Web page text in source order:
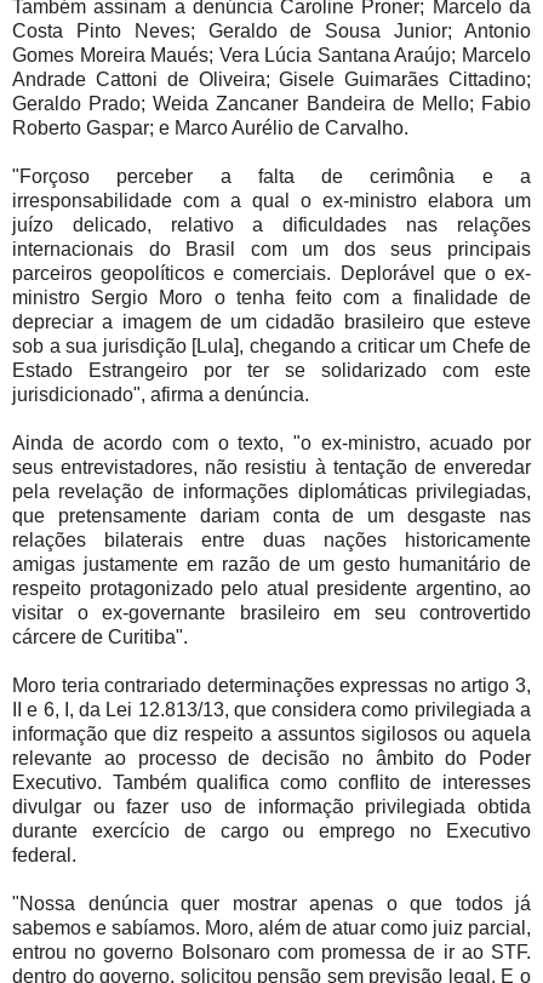
Também assinam a denúncia Caroline Proner; Marcelo da
Costa Pinto Neves; Geraldo de Sousa Junior; Antonio
Gomes Moreira Maués; Vera Lúcia Santana Araújo; Marcelo
Andrade Cattoni de Oliveira; Gisele Guimarães Cittadino;
Geraldo Prado; Weida Zancaner Bandeira de Mello; Fabio
Roberto Gaspar; e Marco Aurélio de Carvalho.
"Forçoso perceber a falta de cerimônia e a
irresponsabilidade com a qual o ex-ministro elabora um
juízo delicado, relativo a dificuldades nas relações
internacionais do Brasil com um dos seus principais
parceiros geopolíticos e comerciais. Deplorável que o ex-
ministro Sergio Moro o tenha feito com a finalidade de
depreciar a imagem de um cidadão brasileiro que esteve
sob a sua jurisdição [Lula], chegando a criticar um Chefe de
Estado Estrangeiro por ter se solidarizado com este
jurisdicionado", afirma a denúncia.
Ainda de acordo com o texto, "o ex-ministro, acuado por
seus entrevistadores, não resistiu à tentação de enveredar
pela revelação de informações diplomáticas privilegiadas,
que pretensamente dariam conta de um desgaste nas
relações bilaterais entre duas nações historicamente
amigas justamente em razão de um gesto humanitário de
respeito protagonizado pelo atual presidente argentino, ao
visitar o ex-governante brasileiro em seu controvertido
cárcere de Curitiba".
Moro teria contrariado determinações expressas no artigo 3,
II e 6, I, da Lei 12.813/13, que considera como privilegiada a
informação que diz respeito a assuntos sigilosos ou aquela
relevante ao processo de decisão no âmbito do Poder
Executivo. Também qualifica como conflito de interesses
divulgar ou fazer uso de informação privilegiada obtida
durante exercício de cargo ou emprego no Executivo
federal.
"Nossa denúncia quer mostrar apenas o que todos já
sabemos e sabíamos. Moro, além de atuar como juiz parcial,
entrou no governo Bolsonaro com promessa de ir ao STF.
dentro do governo, solicitou pensão sem previsão legal. E o